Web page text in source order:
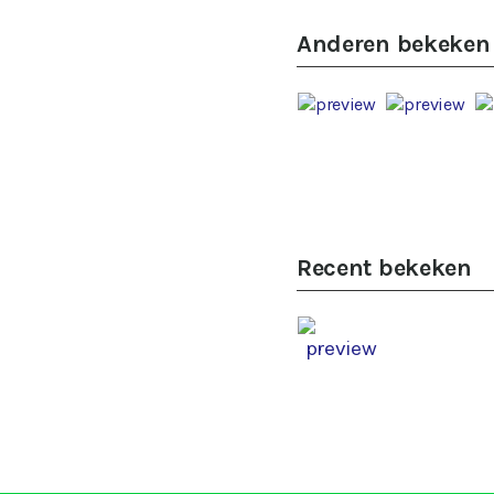
Anderen
Recent bekeken